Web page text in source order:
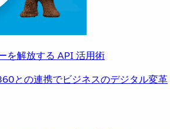
を解放する API 活用術
との連携でビジネスのデジタル変革